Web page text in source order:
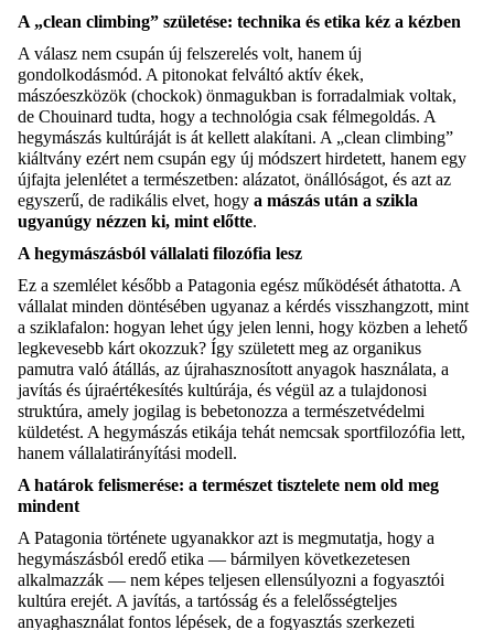
A „clean climbing” születése: technika és etika kéz a kézben
A válasz nem csupán új felszerelés volt, hanem új
gondolkodásmód. A pitonokat felváltó aktív ékek,
mászóeszközök (chockok) önmagukban is forradalmiak voltak,
de Chouinard tudta, hogy a technológia csak félmegoldás. A
hegymászás kultúráját is át kellett alakítani. A „clean climbing”
kiáltvány ezért nem csupán egy új módszert hirdetett, hanem egy
újfajta jelenlétet a természetben: alázatot, önállóságot, és azt az
egyszerű, de radikális elvet, hogy a mászás után a szikla
ugyanúgy nézzen ki, mint előtte.
A hegymászásból vállalati filozófia lesz
Ez a szemlélet később a Patagonia egész működését áthatotta. A
vállalat minden döntésében ugyanaz a kérdés visszhangzott, mint
a sziklafalon: hogyan lehet úgy jelen lenni, hogy közben a lehető
legkevesebb kárt okozzuk? Így született meg az organikus
pamutra való átállás, az újrahasznosított anyagok használata, a
javítás és újraértékesítés kultúrája, és végül az a tulajdonosi
struktúra, amely jogilag is bebetonozza a természetvédelmi
küldetést. A hegymászás etikája tehát nemcsak sportfilozófia lett,
hanem vállalatirányítási modell.
A határok felismerése: a természet tisztelete nem old meg
mindent
A Patagonia története ugyanakkor azt is megmutatja, hogy a
hegymászásból eredő etika — bármilyen következetesen
alkalmazzák — nem képes teljesen ellensúlyozni a fogyasztói
kultúra erejét. A javítás, a tartósság és a felelősségteljes
anyaghasználat fontos lépések, de a fogyasztás szerkezeti